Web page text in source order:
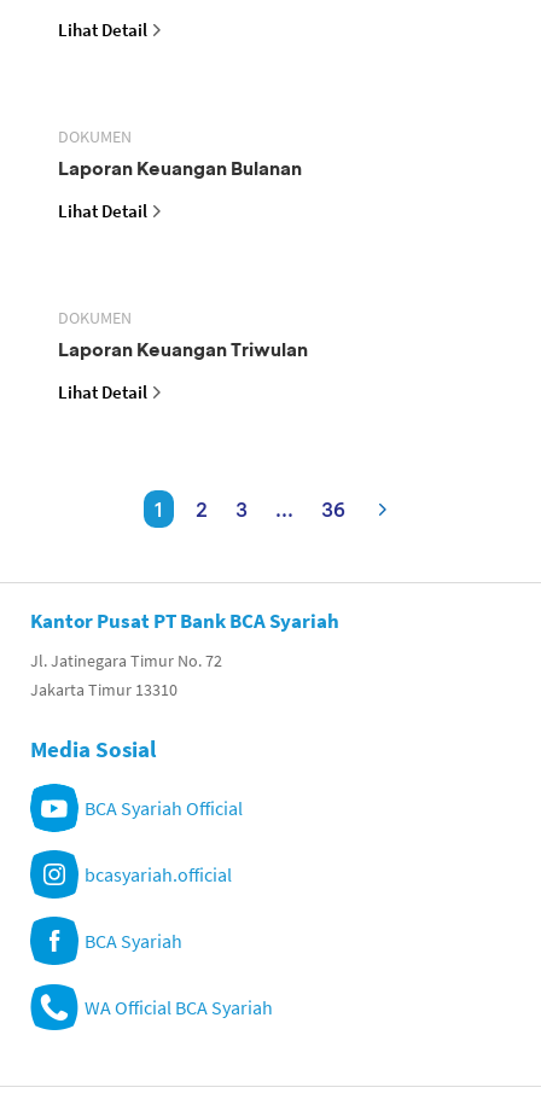
Lihat Detail
DOKUMEN
Laporan Keuangan Bulanan
Lihat Detail
DOKUMEN
Laporan Keuangan Triwulan
Lihat Detail
1 2 3 ... 36
Kantor Pusat PT Bank BCA Syariah
Jl. Jatinegara Timur No. 72
Jakarta Timur 13310
Media Sosial
BCA Syariah Official
bcasyariah.official
BCA Syariah
WA Official BCA Syariah